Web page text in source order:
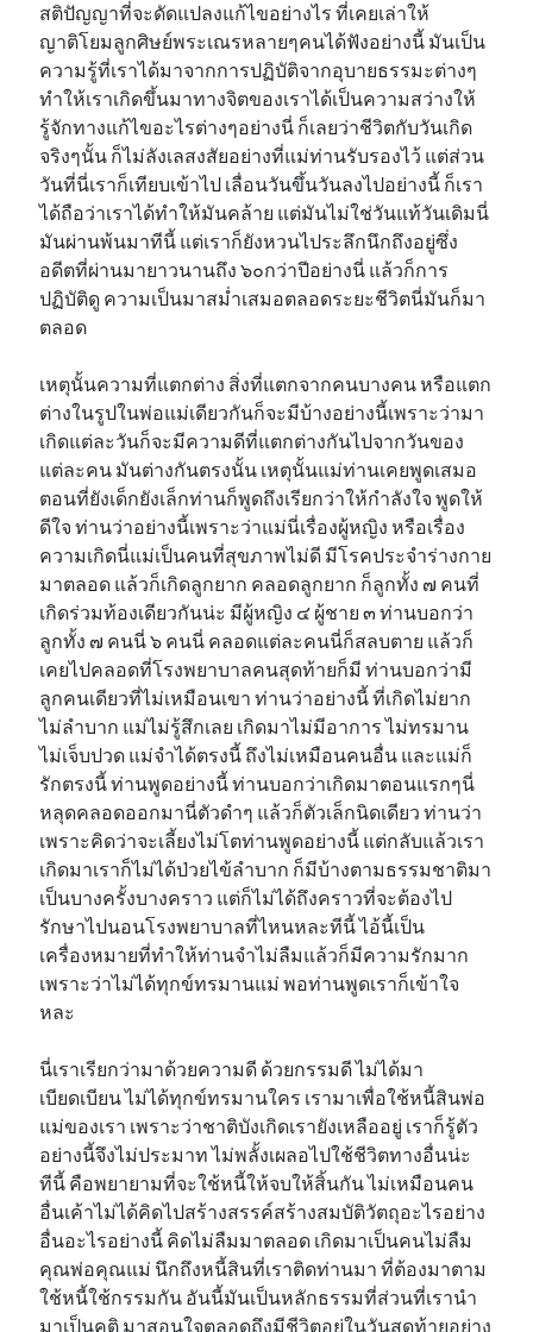
สติปัญญาที่จะดัดแปลงแก้ไขอย่างไร ที่เคยเล่าให้
ญาติโยมลูกศิษย์พระเณรหลายๆคนได้ฟังอย่างนี้ มันเป็น
ความรู้ที่เราได้มาจากการปฏิบัติจากอุบายธรรมะต่างๆ
ทำให้เราเกิดขึ้นมาทางจิตของเราได้เป็นความสว่างให้
รู้จักทางแก้ไขอะไรต่างๆอย่างนี่ ก็เลยว่าชีวิตกับวันเกิด
จริงๆนั้น ก็ไม่ลังเลสงสัยอย่างที่แม่ท่านรับรองไว้ แต่ส่วน
วันที่นี่เราก็เทียบเข้าไป เลื่อนวันขึ้นวันลงไปอย่างนี้ ก็เรา
ได้ถือว่าเราได้ทำให้มันคล้าย แต่มันไม่ใช่วันแท้วันเดิมนี่
มันผ่านพ้นมาทีนี้ แต่เราก็ยังหวนไประลึกนึกถึงอยู่ซึ่ง
อดีตที่ผ่านมายาวนานถึง ๖๐กว่าปีอย่างนี่ แล้วก็การ
ปฏิบัติดู ความเป็นมาสม่ำเสมอตลอดระยะชีวิตนี่มันก็มา
ตลอด
เหตุนั้นความที่แตกต่าง สิ่งที่แตกจากคนบางคน หรือแตก
ต่างในรูปในพ่อแม่เดียวกันก็จะมีบ้างอย่างนี้เพราะว่ามา
เกิดแต่ละวันก็จะมีความดีที่แตกต่างกันไปจากวันของ
แต่ละคน มันต่างกันตรงนั้น เหตุนั้นแม่ท่านเคยพูดเสมอ
ตอนที่ยังเด็กยังเล็กท่านก็พูดถึงเรียกว่าให้กำลังใจ พูดให้
ดีใจ ท่านว่าอย่างนี้เพราะว่าแม่นี่เรื่องผู้หญิง หรือเรื่อง
ความเกิดนี่แม่เป็นคนที่สุขภาพไม่ดี มีโรคประจำร่างกาย
มาตลอด แล้วก็เกิดลูกยาก คลอดลูกยาก ก็ลูกทั้ง ๗ คนที่
เกิดร่วมท้องเดียวกันน่ะ มีผู้หญิง ๔ ผู้ชาย ๓ ท่านบอกว่า
ลูกทั้ง ๗ คนนี่ ๖ คนนี่ คลอดแต่ละคนนี่ก็สลบตาย แล้วก็
เคยไปคลอดที่โรงพยาบาลคนสุดท้ายก็มี ท่านบอกว่ามี
ลูกคนเดียวที่ไม่เหมือนเขา ท่านว่าอย่างนี้ ที่เกิดไม่ยาก
ไม่ลำบาก แม่ไม่รู้สึกเลย เกิดมาไม่มีอาการ ไม่ทรมาน
ไม่เจ็บปวด แม่จำได้ตรงนี้ ถึงไม่เหมือนคนอื่น และแม่ก็
รักตรงนี้ ท่านพูดอย่างนี้ ท่านบอกว่าเกิดมาตอนแรกๆนี่
หลุดคลอดออกมานี่ตัวดำๆ แล้วก็ตัวเล็กนิดเดียว ท่านว่า
เพราะคิดว่าจะเลี้ยงไม่โตท่านพูดอย่างนี้ แต่กลับแล้วเรา
เกิดมาเราก็ไม่ได้ป่วยไข้ลำบาก ก็มีบ้างตามธรรมชาติมา
เป็นบางครั้งบางคราว แต่ก็ไม่ได้ถึงคราวที่จะต้องไป
รักษาไปนอนโรงพยาบาลที่ไหนหละทีนี้ ไอ้นี้เป็น
เครื่องหมายที่ทำให้ท่านจำไม่ลืมแล้วก็มีความรักมาก
เพราะว่าไม่ได้ทุกข์ทรมานแม่ พอท่านพูดเราก็เข้าใจ
หละ
นี่เราเรียกว่ามาด้วยความดี ด้วยกรรมดี ไม่ได้มา
เบียดเบียน ไม่ได้ทุกข์ทรมานใคร เรามาเพื่อใช้หนี้สินพ่อ
แม่ของเรา เพราะว่าชาติบังเกิดเรายังเหลืออยู่ เราก็รู้ตัว
อย่างนี้จึงไม่ประมาท ไม่พลั้งเผลอไปใช้ชีวิตทางอื่นน่ะ
ทีนี้ คือพยายามที่จะใช้หนี้ให้จบให้สิ้นกัน ไม่เหมือนคน
อื่นเค้าไม่ได้คิดไปสร้างสรรค์สร้างสมบัติวัตถุอะไรอย่าง
อื่นอะไรอย่างนี้ คิดไม่ลืมมาตลอด เกิดมาเป็นคนไม่ลืม
คุณพ่อคุณแม่ นึกถึงหนี้สินที่เราติดท่านมา ที่ต้องมาตาม
ใช้หนี้ใช้กรรมกัน อันนี้มันเป็นหลักธรรมที่ส่วนที่เรานำ
มาเป็นคติ มาสอนใจตลอดถึงมีชีวิตอยู่ในวันสุดท้ายอย่าง